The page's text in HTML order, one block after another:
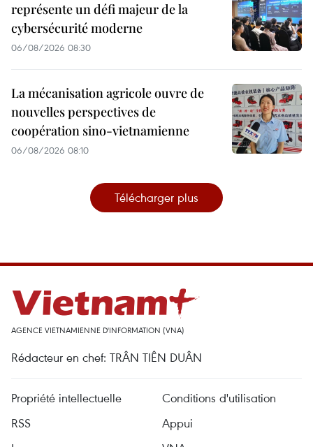
représente un défi majeur de la
cybersécurité moderne
06/08/2026 08:30
La mécanisation agricole ouvre de
nouvelles perspectives de
coopération sino-vietnamienne
06/08/2026 08:10
Télécharger plus
AGENCE VIETNAMIENNE D'INFORMATION (VNA)
Rédacteur en chef: TRÂN TIÊN DUÂN
Propriété intellectuelle
Conditions d'utilisation
RSS
Appui